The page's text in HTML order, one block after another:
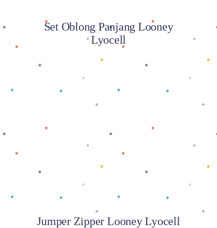
Set Oblong Panjang Looney
Lyocell
Baca selengkapnya
Jumper Zipper Looney Lyocell